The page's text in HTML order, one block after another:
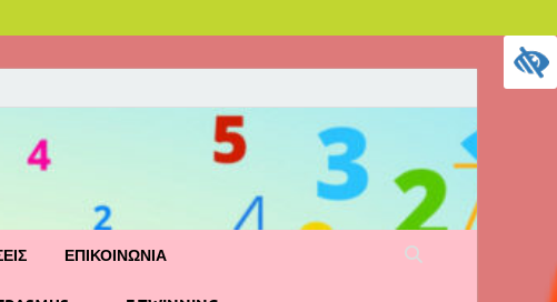
ΕΠΙΚΟΙΝΩΝΊΑ